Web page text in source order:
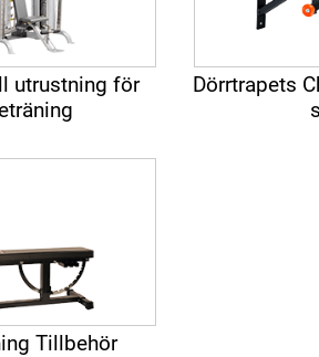
utrustning för
Dörrtrapets
Tillbehör